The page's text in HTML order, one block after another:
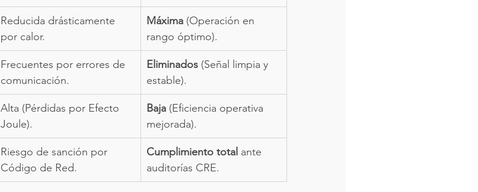
Reducida drásticamente
por calor.
Máxima (Operación en
rango óptimo).
Frecuentes por errores de
comunicación.
Eliminados (Señal limpia y
estable).
Alta (Pérdidas por Efecto
Joule).
Baja (Eficiencia operativa
mejorada).
Riesgo de sanción por
Código de Red.
Cumplimiento total ante
auditorías CRE.